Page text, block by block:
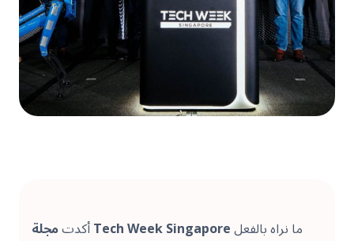
أكدت مجلة Tech Week Singapore ما نراه بالفعل